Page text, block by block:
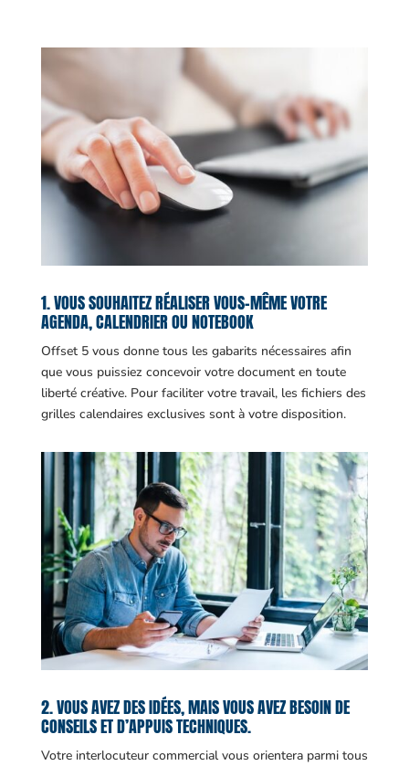
1. VOUS SOUHAITEZ RÉALISER VOUS-MÊME VOTRE
AGENDA, CALENDRIER OU NOTEBOOK
Offset 5 vous donne tous les gabarits nécessaires afin
que vous puissiez concevoir votre document en toute
liberté créative. Pour faciliter votre travail, les fichiers des
grilles calendaires exclusives sont à votre disposition.
2. VOUS AVEZ DES IDÉES, MAIS VOUS AVEZ BESOIN DE
CONSEILS ET D’APPUIS TECHNIQUES.
Votre interlocuteur commercial vous orientera parmi tous